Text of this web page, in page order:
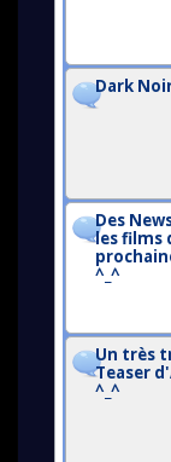
Dark
Des
les films
^_^
Un très
Teaser
^_^